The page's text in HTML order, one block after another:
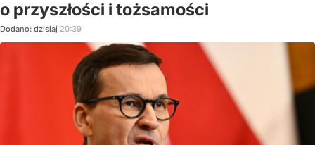
o przyszłości i tożsamości
Dodano: dzisiaj 20:39